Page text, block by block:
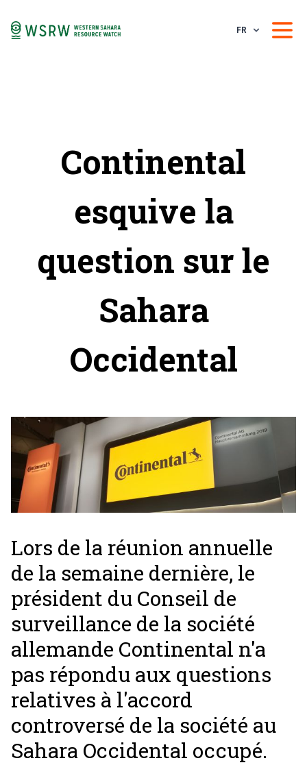
FR
Continental
esquive la
question sur le
Sahara
Occidental
Lors de la réunion annuelle
de la semaine dernière, le
président du Conseil de
surveillance de la société
allemande Continental n'a
pas répondu aux questions
relatives à l'accord
controversé de la société au
Sahara Occidental occupé.